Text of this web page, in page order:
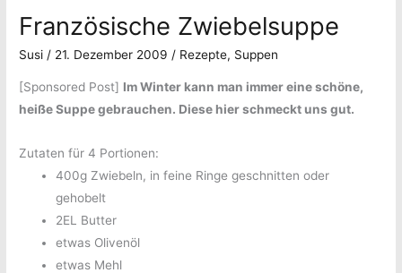
Französische Zwiebelsuppe
Susi / 21. Dezember 2009 / Rezepte, Suppen
[Sponsored Post] Im Winter kann man immer eine schöne,
heiße Suppe gebrauchen. Diese hier schmeckt uns gut.
Zutaten für 4 Portionen:
400g Zwiebeln, in feine Ringe geschnitten oder
gehobelt
2EL Butter
etwas Olivenöl
etwas Mehl